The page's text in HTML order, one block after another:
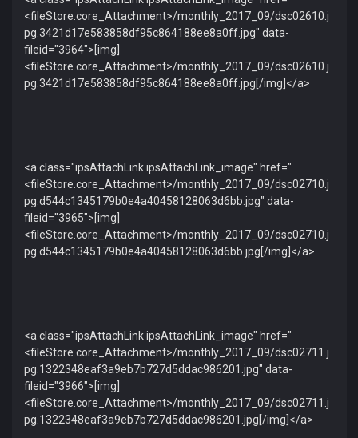
<fileStore.core_Attachment>/monthly_2017_09/dsc02610.j
pg.3421d17e583858df95c864188ee8a0ff.jpg" data-
fileid="3964">[img]
<fileStore.core_Attachment>/monthly_2017_09/dsc02610.j
pg.3421d17e583858df95c864188ee8a0ff.jpg[/img]</a>
<a class="ipsAttachLink ipsAttachLink_image" href="
<fileStore.core_Attachment>/monthly_2017_09/dsc02710.j
pg.d544c1345179b0e4a40458128063d6bb.jpg" data-
fileid="3965">[img]
<fileStore.core_Attachment>/monthly_2017_09/dsc02710.j
pg.d544c1345179b0e4a40458128063d6bb.jpg[/img]</a>
<a class="ipsAttachLink ipsAttachLink_image" href="
<fileStore.core_Attachment>/monthly_2017_09/dsc02711.j
pg.1322348eaf3a9eb7b727d5ddac986201.jpg" data-
fileid="3966">[img]
<fileStore.core_Attachment>/monthly_2017_09/dsc02711.j
pg.1322348eaf3a9eb7b727d5ddac986201.jpg[/img]</a>